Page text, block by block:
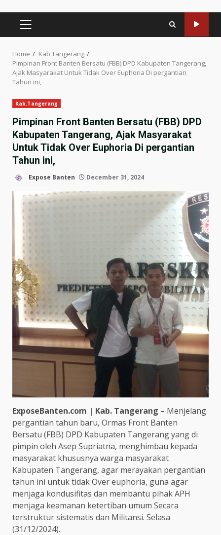
PRIMARY
MENU
Home
Kab.Tangerang
Pimpinan Front Banten Bersatu (FBB) DPD Kabupaten Tangerang,
Ajak Masyarakat Untuk Tidak Over Euphoria Di pergantian
Tahun ini,
Kab.Tangerang
Pimpinan Front Banten Bersatu (FBB) DPD
Kabupaten Tangerang, Ajak Masyarakat
Untuk Tidak Over Euphoria Di pergantian
Tahun ini,
Expose Banten December 31, 2024
ExposeBanten.com | Kab. Tangerang – Menjelang
pergantian tahun baru, Ormas Front Banten
Bersatu (FBB) DPD Kabupaten Tangerang yang di
pimpin oleh Asep Supriatna, menghimbau kepada
masyarakat khususnya warga masyarakat
Kabupaten Tangerang, agar merayakan pergantian
tahun ini untuk tidak Over euphoria, guna agar
menjaga kondusifitas dan membantu pihak APH
menjaga keamanan ketertiban umum Secara
terstruktur sistematis dan Militansi. Selasa
(31/12/2024).